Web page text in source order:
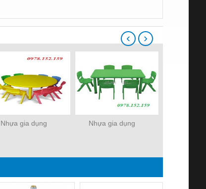
Nhựa gia dụng Nhựa gia dụng
‹ ›